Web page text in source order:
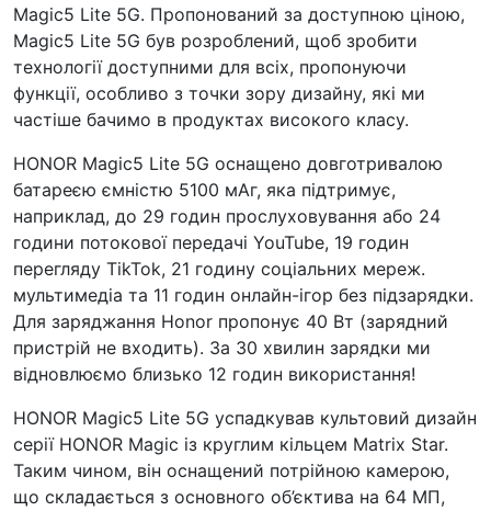
Magic5 Lite 5G. Пропонований за доступною ціною,
Magic5 Lite 5G був розроблений, щоб зробити
технології доступними для всіх, пропонуючи
функції, особливо з точки зору дизайну, які ми
частіше бачимо в продуктах високого класу.
HONOR Magic5 Lite 5G оснащено довготривалою
батареєю ємністю 5100 мАг, яка підтримує,
наприклад, до 29 годин прослуховування або 24
години потокової передачі YouTube, 19 годин
перегляду TikTok, 21 годину соціальних мереж.
мультимедіа та 11 годин онлайн-ігор без підзарядки.
Для заряджання Honor пропонує 40 Вт (зарядний
пристрій не входить). За 30 хвилин зарядки ми
відновлюємо близько 12 годин використання!
HONOR Magic5 Lite 5G успадкував культовий дизайн
серії HONOR Magic із круглим кільцем Matrix Star.
Таким чином, він оснащений потрійною камерою,
що складається з основного об’єктива на 64 МП,